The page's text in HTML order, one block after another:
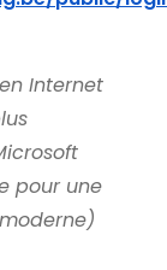
Internet
pour une